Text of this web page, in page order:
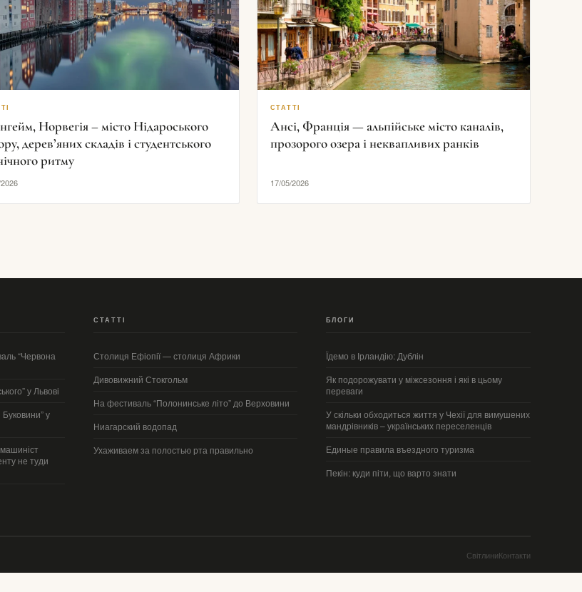
Норвегія – місто Нідароського
дерев’яних складів і студентського
ритму
СТАТТІ
Ансі, Франція — альпійське місто каналів,
прозорого озера і неквапливих ранків
17/05/2026
“Червона
у Львові
Буковини” у
не туди
СТАТТІ
Столиця Ефіопії — столиця Африки
Дивовижний Стокгольм
На фестиваль “Полонинське літо” до Верховини
Ниагарский водопад
Ухаживаем за полостью рта правильно
БЛОГИ
Їдемо в Ірландію: Дублін
Як подорожувати у міжсезоння і які в цьому
переваги
У скільки обходиться життя у Чехії для вимушених
мандрівників – українських переселенців
Единые правила въездного туризма
Пекін: куди піти, що варто знати
СвітлиниКонтакти